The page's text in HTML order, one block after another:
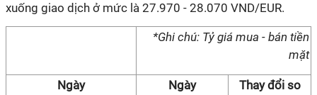
xuống giao dịch ở mức là 27.970 - 28.070 VND/EUR.
*Ghi chú: Tỷ giá mua - bán tiền
mặt
Ngày
Ngày
Thay đổi so